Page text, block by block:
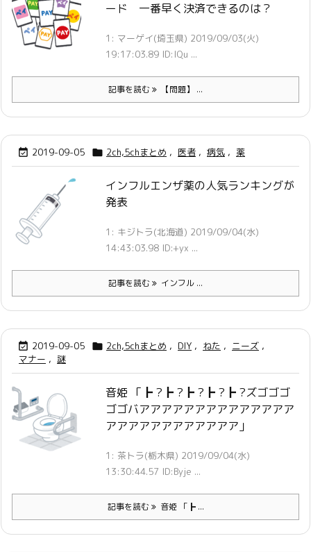
ード 一番早く決済できるのは？
1: マーゲイ(埼玉県) 2019/09/03(火)
19:17:03.89 ID:lQu ...
記事を読む 【問題】 ...
 2019-09-05  2ch,5chまとめ , 医者 , 病気 , 薬
インフルエンザ薬の人気ランキングが
発表
1: キジトラ(北海道) 2019/09/04(水)
14:43:03.98 ID:+yx ...
記事を読む インフル ...
 2019-09-05  2ch,5chまとめ , DIY , ねた , ニーズ ,
マナー , 謎
音姫 「┣ ?┣ ?┣ ?┣ ?┣ ?ズゴゴゴ
ゴゴバアアアアアアアアアアアアアア
アアアアアアアアアアアア」
1: 茶トラ(栃木県) 2019/09/04(水)
13:30:44.57 ID:Byje ...
記事を読む 音姫 「┣ ...